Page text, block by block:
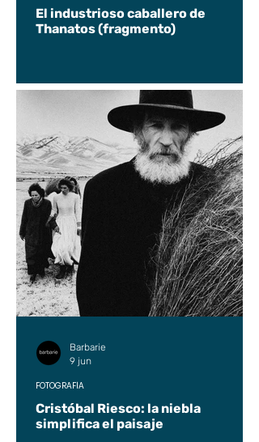
El industrioso caballero de
Thanatos (fragmento)
Cristóbal Riesco: la niebla
simplifica el paisaje
FOTOGRAFÍA
Barbarie
9 jun